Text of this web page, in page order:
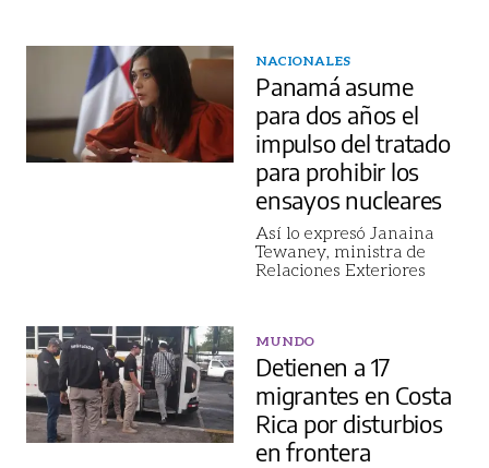
NACIONALES
Panamá asume
para dos años el
impulso del tratado
para prohibir los
ensayos nucleares
Así lo expresó Janaina
Tewaney, ministra de
Relaciones Exteriores
MUNDO
Detienen a 17
migrantes en Costa
Rica por disturbios
en frontera